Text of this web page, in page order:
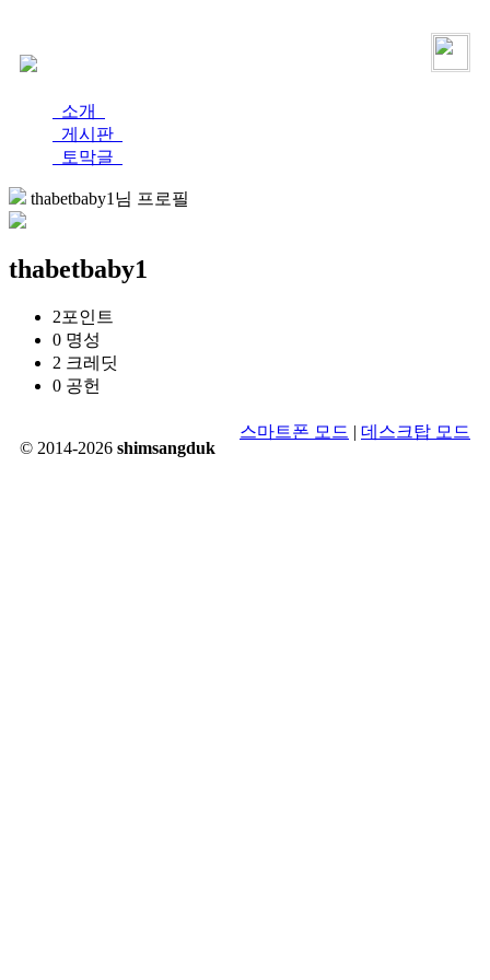
소개
게시판
토막글
thabetbaby1님 프로필
thabetbaby1
2포인트
0 명성
2 크레딧
0 공헌
© 2014-2026 shimsangduk
스마트폰 모드 | 데스크탑 모드